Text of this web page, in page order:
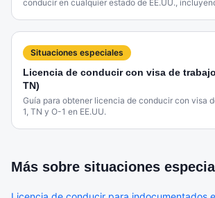
conducir en cualquier estado de EE.UU.,
Situaciones especiales
Licencia de conducir con visa de
TN)
Guía para obtener licencia de conducir con visa
1, TN y O-1 en EE.UU.
Más sobre situaciones